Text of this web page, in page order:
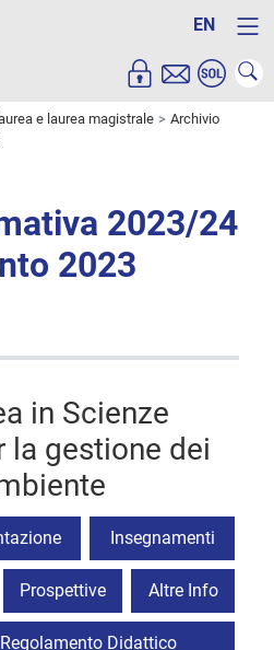
EN
e laurea magistrale
Archivio
2023/24
2023
in Scienze
la gestione dei
Insegnamenti
Prospettive Altre Info
Didattico